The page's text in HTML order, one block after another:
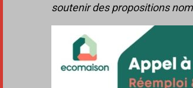
soutenir des propositions